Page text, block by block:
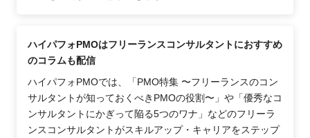
ハイパフォPMOはフリーランスコンサルタントにおすすめ
のコラムも配信
ハイパフォPMOでは、「PMO特集 〜フリーランスのコン
サルタントが知っておくべきPMOの役割〜」や「優秀なコ
ンサルタントにかぎって陥る5つのワナ」などのフリーラ
ンスコンサルタントがスキルアップ・キャリアをステップ